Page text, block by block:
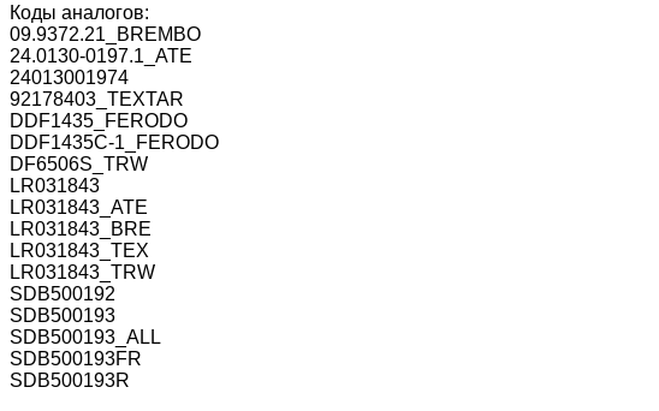
Коды аналогов:
09.9372.21_BREMBO
24.0130-0197.1_ATE
24013001974
92178403_TEXTAR
DDF1435_FERODO
DDF1435C-1_FERODO
DF6506S_TRW
LR031843
LR031843_ATE
LR031843_BRE
LR031843_TEX
LR031843_TRW
SDB500192
SDB500193
SDB500193_ALL
SDB500193FR
SDB500193R